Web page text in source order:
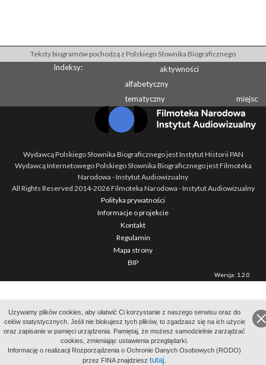
Uzywamy plików cookies, aby ułatwić Ci korzystanie z naszego serwisu oraz do
celów statystycznych. Jeśli nie blokujesz tych plików, to zgadzasz się na ich użycie
oraz zapisanie w pamięci urządzenia. Pamiętaj, że możesz samodzielnie zarządzać
cookies, zmieniając ustawienia przeglądarki.
Informację o realizacji Rozporządzenia o Ochronie Danych Osobowych (RODO)
przez FINA znajdziesz tutaj
Teksty biogramów pochodzą z Polskiego Słownika Biograficznego
Indeksy:
aktywności
alfabetyczny
tematyczny
miejsc
Wydawcą Polskiego Słownika Biograficznego jest Instytut Historii PAN
Wydawcą Internetowego Polskiego Słownika Biograficznego jest Filmoteka
Narodowa - Instytut Audiowizualny
All Rights Reserved 2014-2026Filmoteka Narodowa - Instytut Audiowizualny
Polityka prywatności
Informacje o projekcie
Kontakt
Regulamin
Mapa strony
BIP
Wersja: 1.2.0